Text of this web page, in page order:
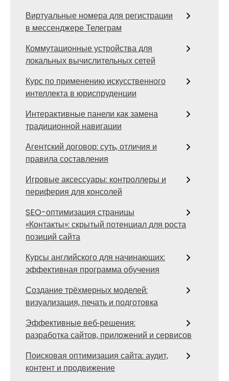
Виртуальные номера для регистрации
в мессенджере Телеграм
Коммутационные устройства для
локальных вычислительных сетей
Курс по применению искусственного
интеллекта в юриспруденции
Интерактивные панели как замена
традиционной навигации
Агентский договор: суть, отличия и
правила составления
Игровые аксессуары: контроллеры и
периферия для консолей
SEO-оптимизация страницы
«Контакты»: скрытый потенциал для роста
позиций сайта
Курсы английского для начинающих:
эффективная программа обучения
Создание трёхмерных моделей:
визуализация, печать и подготовка
Эффективные веб‑решения:
разработка сайтов, приложений и сервисов
Поисковая оптимизация сайта: аудит,
контент и продвижение